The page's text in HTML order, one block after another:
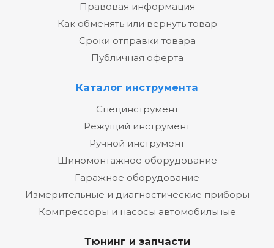
Правовая информация
Как обменять или вернуть товар
Сроки отправки товара
Публичная оферта
Каталог инструмента
Специнструмент
Режущий инструмент
Ручной инструмент
Шиномонтажное оборудование
Гаражное оборудование
Измерительные и диагностические приборы
Компрессоры и насосы автомобильные
Тюнинг и запчасти